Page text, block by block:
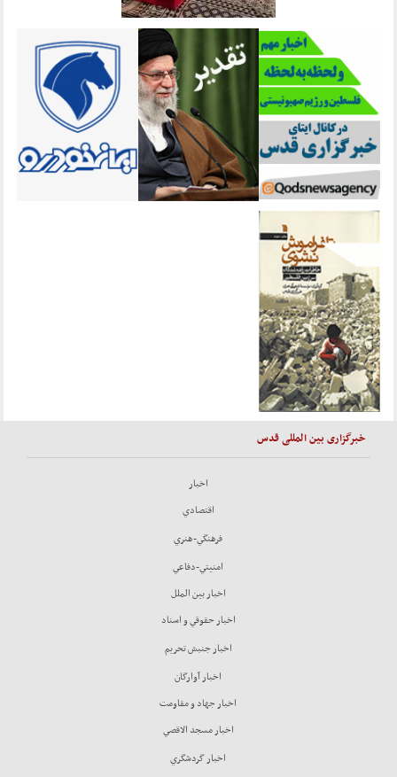
خبرگزاری بین المللی قدس
اخبار
اقتصادي
فرهنگي-هنري
امنيتي-دفاعي
اخبار بين الملل
اخبار حقوقي و اسناد
اخبار جنبش تحريم
اخبار آوارگان
اخبار جهاد و مقاومت
اخبار مسجد الاقصي
اخبار گردشگري